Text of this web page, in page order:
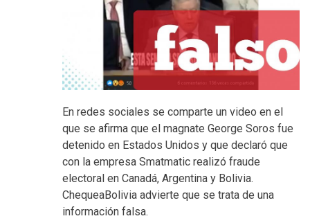
En redes sociales se comparte un video en el
que se afirma que el magnate George Soros fue
detenido en Estados Unidos y que declaró que
con la empresa Smatmatic realizó fraude
electoral en Canadá, Argentina y Bolivia.
ChequeaBolivia advierte que se trata de una
información falsa.